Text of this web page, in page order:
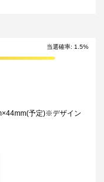
だけます。
択」にてご希望の景品
行ってください。
にチャレンジできる特別
ートへのご回答が必須と
当選確率: 1.5%
予定)※デザイン